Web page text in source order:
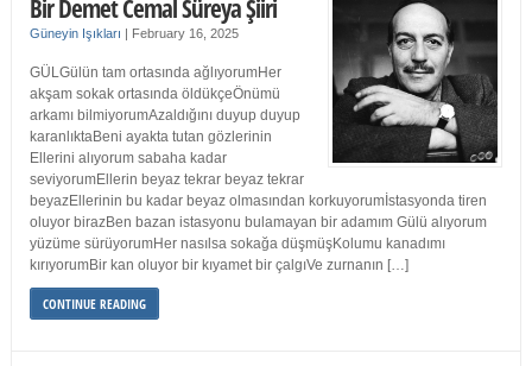
Bir Demet Cemal Süreya Şiiri
Güneyin Işıkları | February 16, 2025
GÜLGülün tam ortasında ağlıyorumHer
akşam sokak ortasında öldükçeÖnümü
arkamı bilmiyorumAzaldığını duyup duyup
karanlıktaBeni ayakta tutan gözlerinin
Ellerini alıyorum sabaha kadar
seviyorumEllerin beyaz tekrar beyaz tekrar
beyazEllerinin bu kadar beyaz olmasından korkuyorumİstasyonda tiren
oluyor birazBen bazan istasyonu bulamayan bir adamım Gülü alıyorum
yüzüme sürüyorumHer nasılsa sokağa düşmüşKolumu kanadımı
kırıyorumBir kan oluyor bir kıyamet bir çalgıVe zurnanın […]
CONTINUE READING